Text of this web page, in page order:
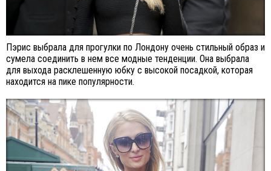
Пэрис выбрала для прогулки по Лондону очень стильный образ и
сумела соединить в нем все модные тенденции. Она выбрала
для выхода расклешенную юбку с высокой посадкой, которая
находится на пике популярности.